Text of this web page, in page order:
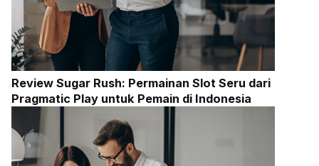
Review Sugar Rush: Permainan Slot Seru dari
Pragmatic Play untuk Pemain di Indonesia